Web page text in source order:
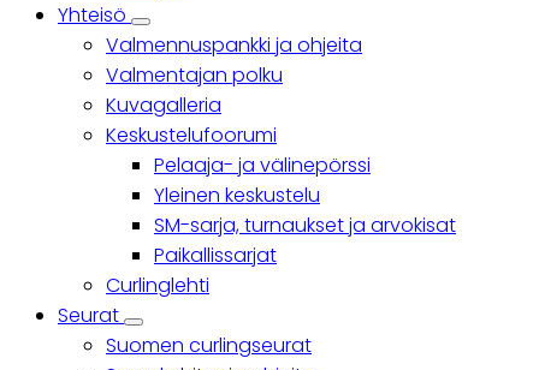
Yhteisö
Yhteisö
sub-
navigation
Valmennuspankki ja ohjeita
Valmentajan polku
Kuvagalleria
Keskustelufoorumi
Pelaaja- ja välinepörssi
Yleinen keskustelu
SM-sarja, turnaukset ja arvokisat
Paikallissarjat
Curlinglehti
Seurat
Seurat
sub-
Suomen curlingseurat